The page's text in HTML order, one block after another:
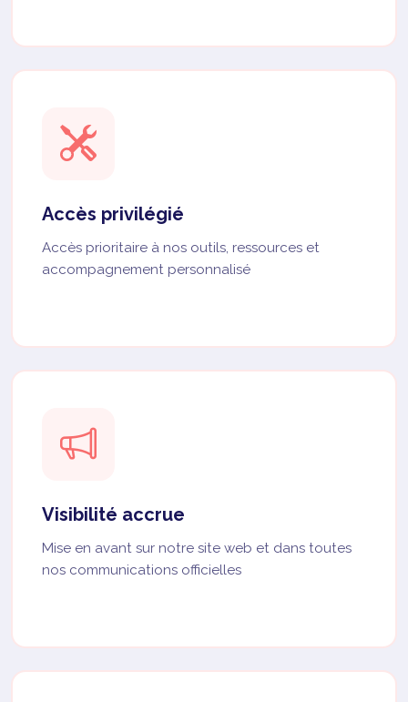
Accès privilégié
Accès prioritaire à nos outils, ressources et
accompagnement personnalisé
Visibilité accrue
Mise en avant sur notre site web et dans toutes
nos communications officielles